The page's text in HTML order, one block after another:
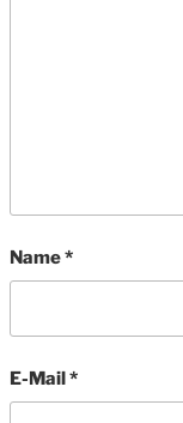
Name*
E-Mail*